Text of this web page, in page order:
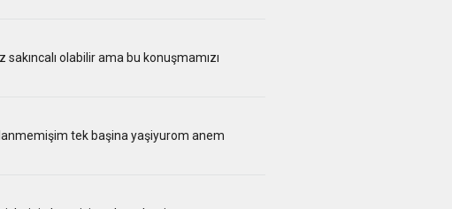
olabilir ama bu konuşmamızı
tek başina yaşiyurom anem